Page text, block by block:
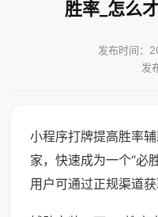
胜率_怎么
发布时间：
发
小程序打牌提高胜率
家，快速成为一个“必
用户可通过正规渠道获